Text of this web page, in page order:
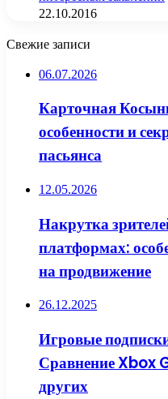
22.10.2016
Свежие записи
06.07.2026
Карточная
особенности и
пасьянса
12.05.2026
Накрутка
платформах:
на продвижение
26.12.2025
Игровые
Сравнение Xbox
других